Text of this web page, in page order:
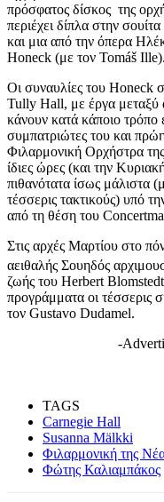
πρόσφατος δίσκος της
περιέχει δίπλα στην
και μια από την όπερα
Honeck (με τον Tomáš Ille).
Οι συναυλίες του Honeck
Tully Hall, με έργα
κάνουν κατά κάποιο τρόπο
συμπατριώτες του και
Φιλαρμονική Ορχήστρα της
ίδιες ώρες (και την
πιθανότατα ίσως μάλιστα
τέσσερις τακτικούς) υπό
από τη θέση του
Στις αρχές Μαρτίου στο
αειθαλής Σουηδός
ζωής του Herbert
προγράμματα οι τέσσερις
τον Gustavo Dudamel.
-
TAGS
Carnegie Hall
Susanna Mälkki
Φιλαρμονική της
Φώτης Καλιαμπάκος